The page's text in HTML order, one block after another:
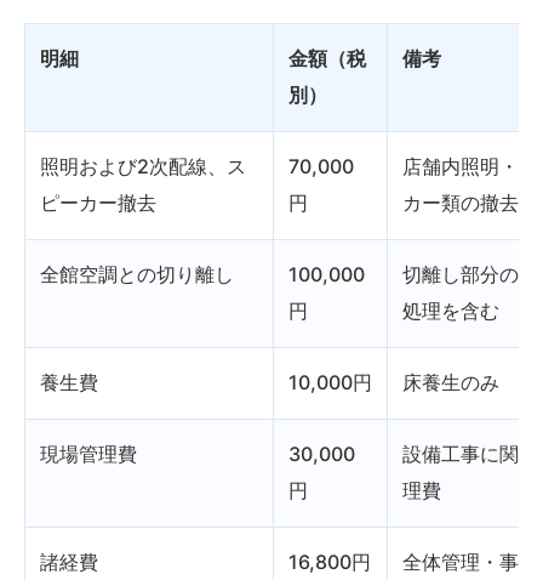
明細
金額（税
別）
備考
照明および2次配線、ス
ピーカー撤去
70,000
円
店舗内照明・
カー類の撤去
全館空調との切り離し
100,000
円
切離し部分のメ
処理を含む
養生費 10,000円 床養生のみ
現場管理費
30,000
円
設備工事に関す
理費
諸経費 16,800円
全体管理・事務